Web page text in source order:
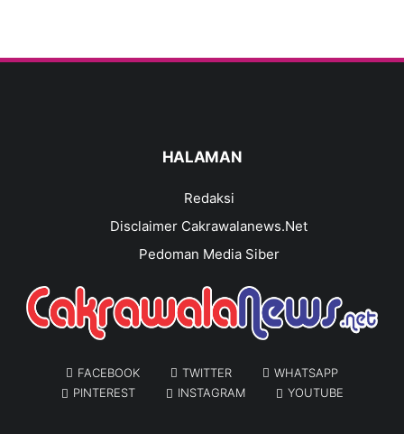
HALAMAN
Redaksi
Disclaimer Cakrawalanews.Net
Pedoman Media Siber
FACEBOOK TWITTER
WHATSAPP
PINTEREST
INSTAGRAM YOUTUBE